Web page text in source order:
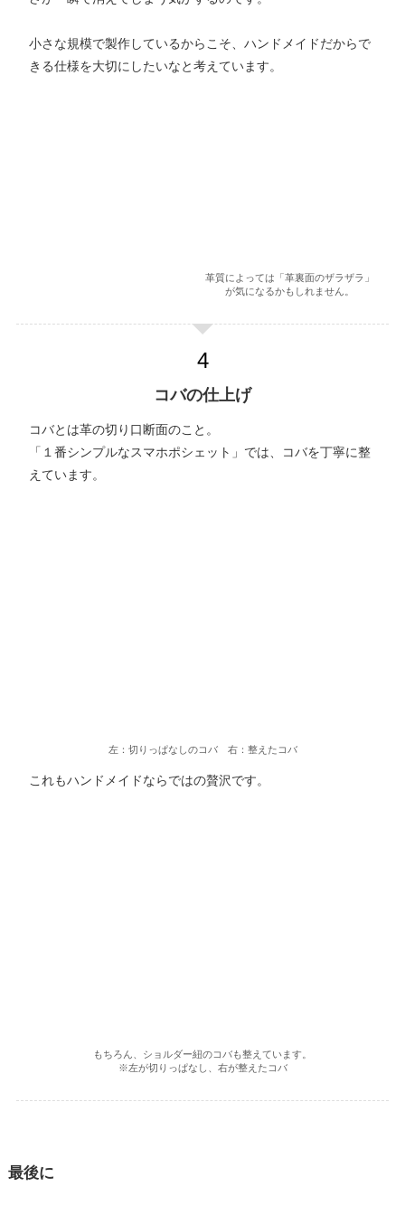
小さな規模で製作しているからこそ、ハンドメイドだからで
きる仕様を大切にしたいなと考えています。
革質によっては「革裏面のザラザラ」
が気になるかもしれません。
コバの仕上げ
コバとは革の切り口断面のこと。
「１番シンプルなスマホポシェット」では、コバを丁寧に整
えています。
左：切りっぱなしのコバ 右：整えたコバ
これもハンドメイドならではの贅沢です。
もちろん、ショルダー紐のコバも整えています。
※左が切りっぱなし、右が整えたコバ
最後に